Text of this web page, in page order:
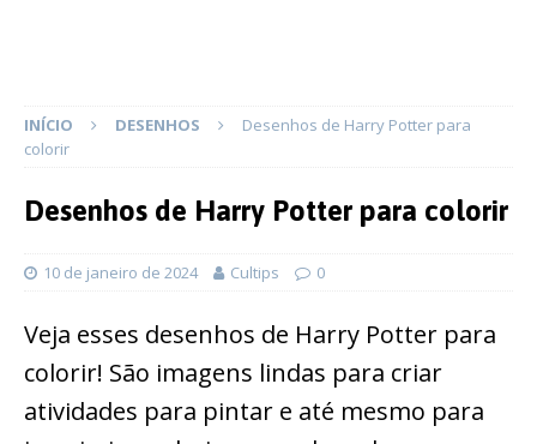
INÍCIO DESENHOS
Desenhos de Harry Potter para
colorir
Desenhos de Harry Potter para colorir
10 de janeiro de 2024 Cultips 0
Veja esses desenhos de Harry Potter para
colorir! São imagens lindas para criar
atividades para pintar e até mesmo para